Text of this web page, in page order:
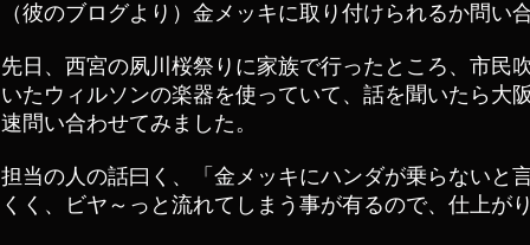
（彼のブログより）金メッキに取り付けられるか問
先日、西宮の夙川桜祭りに家族で行ったところ、市民
いたウィルソンの楽器を使っていて、話を聞いたら大
速問い合わせてみました。
担当の人の話曰く、「金メッキにハンダが乗らないと
くく、ビヤ～っと流れてしまう事が有るので、仕上が